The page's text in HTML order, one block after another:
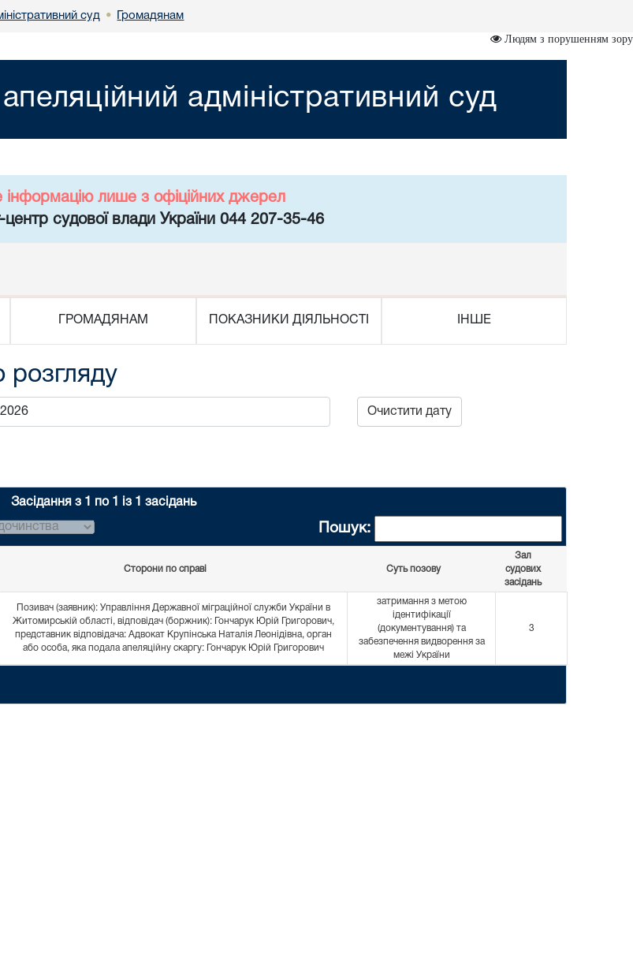
суд • Громадянам
Людям з порушенням зору
адміністративний суд
інформацію лише з офіційних джерел
судової влади України 044 207-35-46
ГРОМАДЯНАМ ПОКАЗНИКИ ДІЯЛЬНОСТІ ІНШЕ
розгляду
Очистити дату
Засідання з 1 по 1 із 1 засідань
Пошук:
Сторони по справі Суть позову
Зал
судових
засідань
Позивач (заявник): Управління Державної міграційної служби України в
Житомирській області, відповідач (боржник): Гончарук Юрій Григорович,
представник відповідача: Адвокат Крупінська Наталія Леонідівна, орган
або особа, яка подала апеляційну скаргу: Гончарук Юрій Григорович
затримання з метою
ідентифікації
(документування) та
забезпечення видворення за
межі України
3